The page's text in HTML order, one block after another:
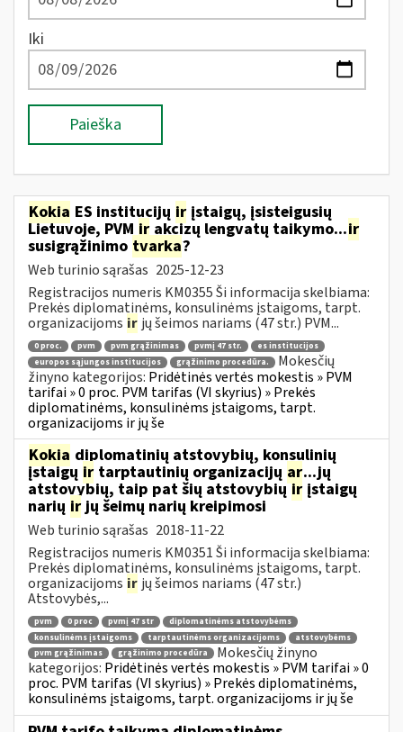
Iki
Paieška
Kokia ES institucijų ir įstaigų, įsisteigusių
Lietuvoje, PVM ir akcizų lengvatų taikymo...ir
susigrąžinimo tvarka?
Web turinio sąrašas 2025-12-23
Registracijos numeris KM0355 Ši informacija skelbiama:
Prekės diplomatinėms, konsulinėms įstaigoms, tarpt.
organizacijoms ir jų šeimos nariams (47 str.) PVM...
0 proc. pvm pvm grąžinimas pvmį 47 str.
es institucijos
europos sąjungos institucijos
grąžinimo procedūra.
Mokesčių
žinyno kategorijos: Pridėtinės vertės mokestis » PVM
tarifai » 0 proc. PVM tarifas (VI skyrius) » Prekės
diplomatinėms, konsulinėms įstaigoms, tarpt.
organizacijoms ir jų še
Kokia diplomatinių atstovybių, konsulinių
įstaigų ir tarptautinių organizacijų ar...jų
atstovybių, taip pat šių atstovybiųir įstaigų
narių irjų šeimų narių kreipimosi
Web turinio sąrašas 2018-11-22
Registracijos numeris KM0351 Ši informacija skelbiama:
Prekės diplomatinėms, konsulinėms įstaigoms, tarpt.
organizacijoms ir jų šeimos nariams (47 str.)
Atstovybės,...
pvm 0 proc pvmį 47 str
diplomatinėms atstovybėms
konsulinėms įstaigoms
tarptautinėms organizacijoms
atstovybėms
pvm grąžinimas
grąžinimo procedūra
Mokesčių žinyno
kategorijos: Pridėtinės vertės mokestis » PVM tarifai » 0
proc. PVM tarifas (VI skyrius) » Prekės diplomatinėms,
konsulinėms įstaigoms, tarpt. organizacijoms ir jų še